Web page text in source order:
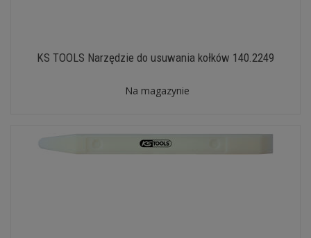
KS TOOLS Narzędzie do usuwania kołków 140.2249
Na magazynie